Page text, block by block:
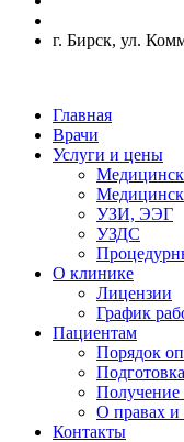
г. Бирск, ул.
Главная
Врачи
Услуги и цены
УЗИ, ЭЭГ
УЗДС
О клинике
Лицензии
График
Пациентам
Порядок
Получение
О правах и
Контакты